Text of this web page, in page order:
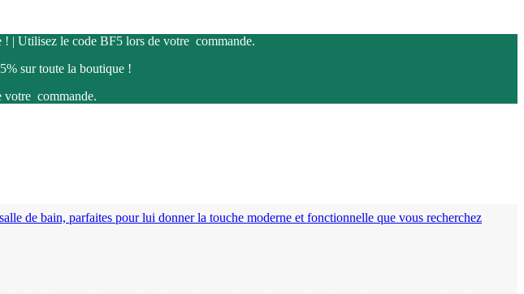
| Utilisez le code BF5 lors de votre commande.
sur toute la boutique !
votre commande.